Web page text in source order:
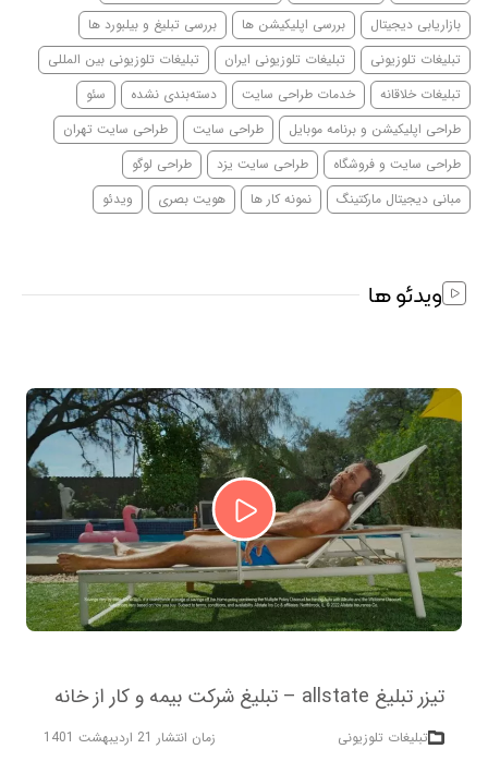
بازاریابی دیجیتال بررسی اپلیکیشن ها
بررسی تبلیغ و بیلبورد ها
تبلیغات تلوزیونی
تبلیغات تلوزیونی ایران
تبلیغات تلوزیونی بین المللی
تبلیغات خلاقانه
خدمات طراحی سایت دسته‌بندی نشده
سئو
طراحی اپلیکیشن و برنامه موبایل
طراحی سایت
طراحی سایت تهران
طراحی سایت و فروشگاه
طراحی سایت یزد
طراحی لوگو
مبانی دیجیتال مارکتینگ
نمونه کار ها هویت بصری ویدئو
ویدئو ها
تیزر تبلیغ allstate – تبلیغ شرکت بیمه و کار از خانه
تبلیغات تلوزیونی زمان انتشار 21 اردیبهشت 1401